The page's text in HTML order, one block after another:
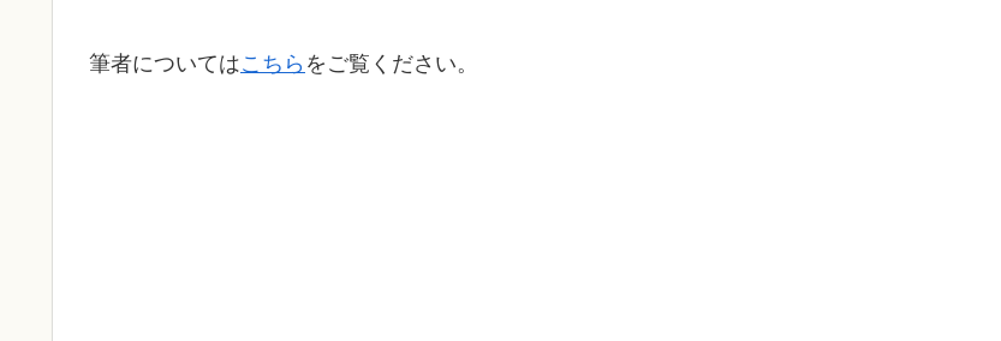
筆者についてはこちら をご覧ください。